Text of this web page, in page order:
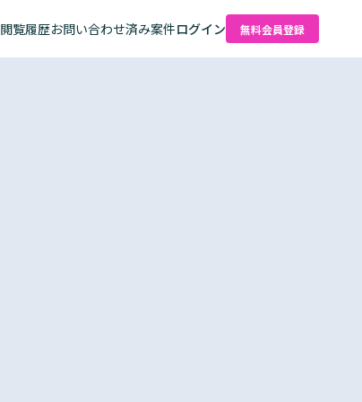
閲覧履歴お問い合わせ済み案件ログイン 無料会員登録